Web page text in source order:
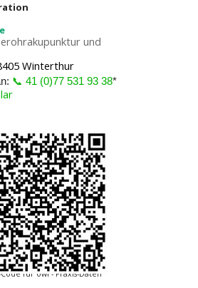
und
Winterthur
📞 41 (0)77 531 93 38*
für owi - Praxis-Daten